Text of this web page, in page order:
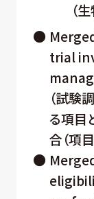
（
●
trial
（試験
る項目
合（項目
●